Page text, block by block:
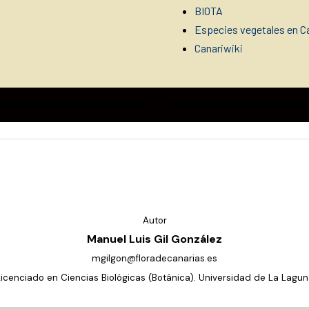
BIOTA
Especies vegetales en
Canariwiki
Autor
Manuel Luis Gil González
mgilgon@floradecanarias.es
en Ciencias Biológicas (Botánica). Universidad de La